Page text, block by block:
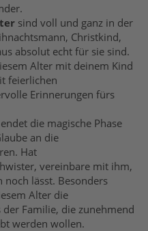
sind voll und ganz in der
Christkind,
absolut echt für sie sind.
Alter mit deinem Kind
feierlichen
Erinnerungen fürs
endet die magische Phase
an die
Hat
vereinbare mit ihm,
noch lässt. Besonders
Alter die
Familie, die zunehmend
werden wollen.